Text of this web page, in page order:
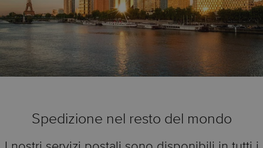
Spedizione nel resto del mondo